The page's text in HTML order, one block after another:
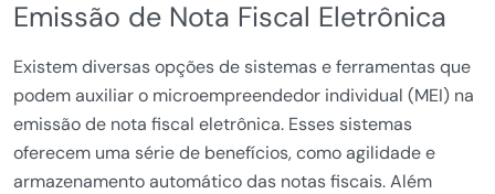
Emissão de Nota Fiscal Eletrônica
Existem diversas opções de sistemas e ferramentas que
podem auxiliar o microempreendedor individual (MEI) na
emissão de nota fiscal eletrônica. Esses sistemas
oferecem uma série de benefícios, como agilidade e
armazenamento automático das notas fiscais. Além